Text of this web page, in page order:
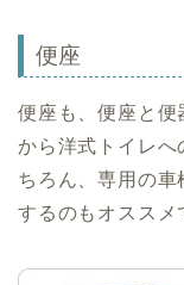
便座
便座も、便座と便
から洋式トイレへ
ちろん、専用の車
するのもオススメ